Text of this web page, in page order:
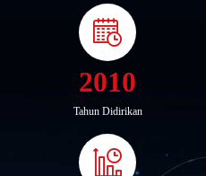
2010
Tahun Didirikan